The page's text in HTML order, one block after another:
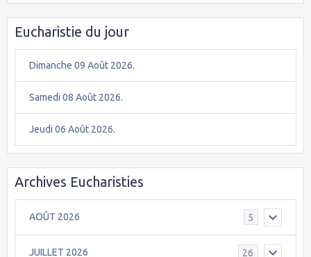
Eucharistie du jour
Dimanche 09 Août 2026.
Samedi 08 Août 2026.
Jeudi 06 Août 2026.
Archives Eucharisties
AOÛT 2026 5
JUILLET 2026 26